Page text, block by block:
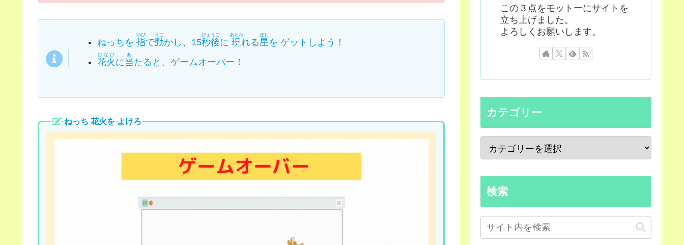
ねっちを 指
ゆび
で動
うご
かし 、 15秒後
びょうご
に 現
あらわ
れる星
ほし
を ゲットしよう！
花火
はなび
に当
あ
たると、ゲームオーバー！
ねっち 花火を よけろ
この３点をモットーにサイトを
立ち上げました。
よろしくお願いします。
カテゴリー
検索